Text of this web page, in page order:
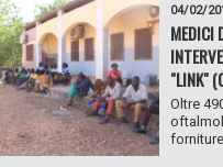
04/02/
MEDICI
"LINK"
Oltre